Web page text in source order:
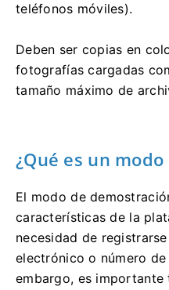
teléfonos móviles).
Deben ser copias en
fotografías cargadas
tamaño máximo de
¿Qué es un
El modo de
características de la
necesidad de
electrónico o número
embargo, es importante